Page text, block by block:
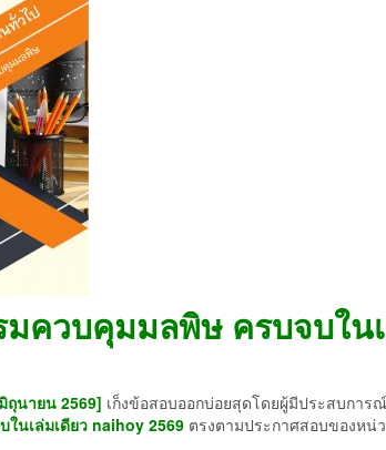
ควบคุมมลพิษ ครบจบใน
นายน 2569] เก็งข้อสอบออกบ่อยสุดโดยผู้มีประสบการณ์
ในเล่มเดียว naihoy 2569 ตรงตามประกาศสอบของหน่